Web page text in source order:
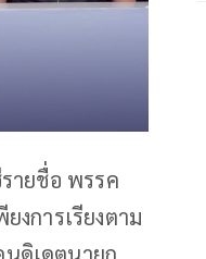
ายชื่อ พรรค
งการเรียงตาม